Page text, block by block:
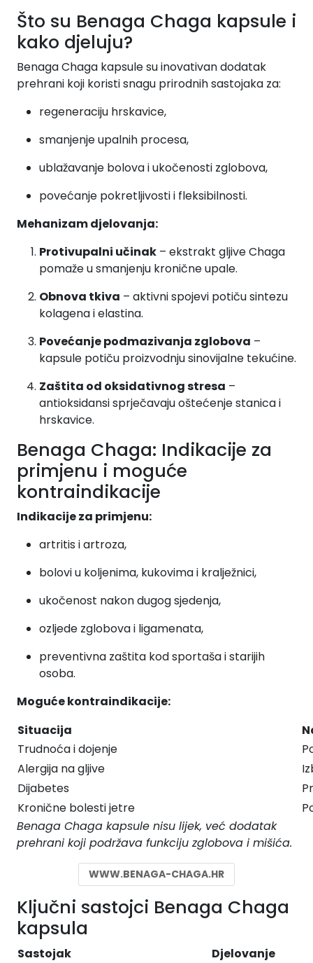
Što su Benaga Chaga kapsule i
kako djeluju?
Benaga Chaga kapsule su inovativan dodatak
prehrani koji koristi snagu prirodnih sastojaka za:
regeneraciju hrskavice,
smanjenje upalnih procesa,
ublažavanje bolova i ukočenosti zglobova,
povećanje pokretljivosti i fleksibilnosti.
Mehanizam djelovanja:
Protivupalni učinak – ekstrakt gljive Chaga
pomaže u smanjenju kronične upale.
Obnova tkiva – aktivni spojevi potiču sintezu
kolagena i elastina.
Povećanje podmazivanja zglobova –
kapsule potiču proizvodnju sinovijalne tekućine.
Zaštita od oksidativnog stresa –
antioksidansi sprječavaju oštećenje stanica i
hrskavice.
Benaga Chaga: Indikacije za
primjenu i moguće
kontraindikacije
Indikacije za primjenu:
artritis i artroza,
bolovi u koljenima, kukovima i kralježnici,
ukočenost nakon dugog sjedenja,
ozljede zglobova i ligamenata,
preventivna zaštita kod sportaša i starijih
osoba.
Moguće kontraindikacije:
Situacija
Trudnoća i dojenje
Alergija na gljive
Dijabetes
Kronične bolesti jetre
Benaga Chaga kapsule nisu lijek, već dodatak
prehrani koji podržava funkciju zglobova i mišića.
WWW.BENAGA-CHAGA.HR
Ključni sastojci Benaga Chaga
kapsula
Sastojak
Djelovanje